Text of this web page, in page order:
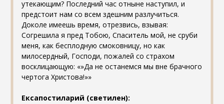
утекающим? Последний час отныне наступил, и
предстоит нам со всем здешним разлучиться.
Доколе имеешь время, отрезвись, взывая:
Согрешила я пред Тобою, Спаситель мой, не сруби
меня, как бесплодную смоковницу, но как
милосердный, Господи, пожалей со страхом
восклицающую: «»Да не останемся мы вне брачного
чертога Христова!»»
Ексапостиларий (светилен):